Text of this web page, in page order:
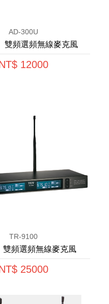
AD-300U
雙頻選頻無線麥克風
12000
TR-9100
雙頻選頻無線麥克風
25000